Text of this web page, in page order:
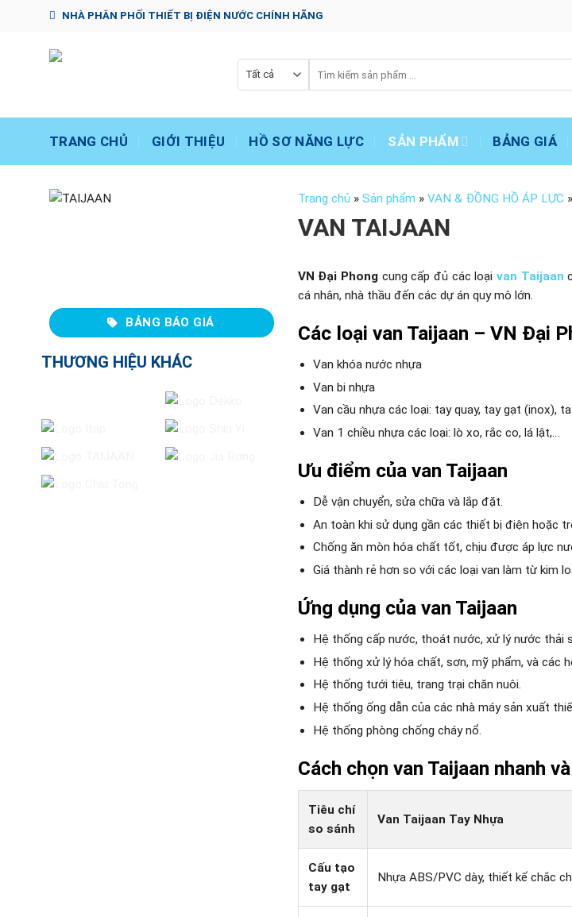
NHÀ PHÂN PHỐI THIẾT BỊ ĐIỆN NƯỚC CHÍNH HÃNG
kiếm:
TRANG CHỦ GIỚI THIỆU HỒ SƠ NĂNG LỰC SẢN PHẨM BẢNG GIÁ
BẢNG BÁO GIÁ
THƯƠNG HIỆU KHÁC
Trang chủ » Sản phẩm » VAN & ĐỒNG HỒ ÁP LỰC »
VAN TAIJAAN
VN Đại Phongcung cấp đủ các loại van Taijaan
cá nhân, nhà thầu đến các dự án quy mô lớn.
Các loại van Taijaan – VN Đại
Van khóa nước nhựa
Van bi nhựa
Van cầu nhựa các loại: tay quay, tay gạt (inox),
Van 1 chiều nhựa các loại: lò xo, rắc co, lá lật,…
Ưu điểm của van Taijaan
Dễ vận chuyển, sửa chữa và lắp đặt.
An toàn khi sử dụng gần các thiết bị điện hoặc
Chống ăn mòn hóa chất tốt, chịu được áp lực
Giá thành rẻ hơn so với các loại van làm từ kim
Ứng dụng của van Taijaan
Hệ thống cấp nước, thoát nước, xử lý nước thải
Hệ thống xử lý hóa chất, sơn, mỹ phẩm, và các
Hệ thống tưới tiêu, trang trại chăn nuôi.
Hệ thống ống dẫn của các nhà máy sản xuất
Hệ thống phòng chống cháy nổ.
Cách chọn van Taijaan nhanh
Tiêu chí
so sánh
Van Taijaan Tay Nhựa
Cấu tạo
tay gạt
Nhựa ABS/PVC dày, thiết kế chắc